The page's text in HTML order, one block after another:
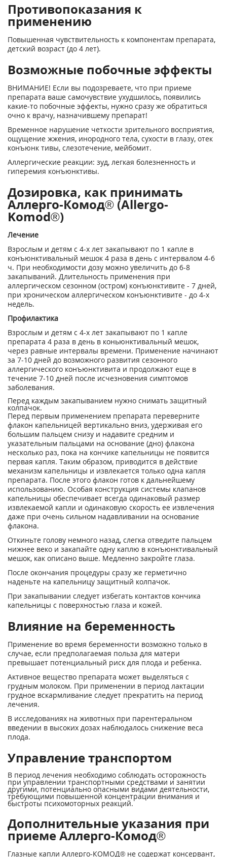
Противопоказания к
применению
Повышенная чувствительность к компонентам препарата,
детский возраст (до 4 лет).
Возможные побочные эффекты
ВНИМАНИЕ! Если вы подозреваете, что при приеме
препарата ваше самочувствие ухудшилось, появились
какие-то побочные эффекты, нужно сразу же обратиться
очно к врачу, назначившему препарат!
Временное нарушение четкости зрительного восприятия,
ощущение жжения, инородного тела, сухости в глазу, отек
конъюнк тивы, слезотечение, мейбомит.
Аллергические реакции: зуд, легкая болезненность и
гиперемия конъюнктивы.
Дозировка, как принимать
Аллерго-Комод® (Allergo-
Komod®)
Лечение
Взрослым и детям с 4-х лет закапывают по 1 капле в
конъюнктивальный мешок 4 раза в день с интервалом 4-6
ч. При необходимости дозу можно увеличить до 6-8
закапываний. Длительность применения при
аллергическом сезонном (остром) конъюнктивите - 7 дней,
при хроническом аллергическом конъюнктивите - до 4-х
недель.
Профилактика
Взрослым и детям с 4-х лет закапывают по 1 капле
препарата 4 раза в день в коньюнктивальный мешок,
через равные интервалы времени. Применение начинают
за 7-10 дней до возможного развития сезонного
аллергического конъюнктивита и продолжают еще в
течение 7-10 дней после исчезновения симптомов
заболевания.
Перед каждым закапыванием нужно снимать защитный
колпачок.
Перед первым применением препарата переверните
флакон капельницей вертикально вниз, удерживая его
большим пальцем снизу и надавите средним и
указательным пальцами на основание (дно) флакона
несколько раз, пока на кончике капельницы не появится
первая капля. Таким образом, приводится в действие
механизм капельницы и извлекается только одна капля
препарата. После этого флакон готов к дальнейшему
использованию. Особая конструкция системы клапанов
капельницы обеспечивает всегда одинаковый размер
извлекаемой капли и одинаковую скорость ее извлечения
даже при очень сильном надавливании на основание
флакона.
Откиньте голову немного назад, слегка отведите пальцем
нижнее веко и закапайте одну каплю в конъюнктивальный
мешок, как описано выше. Медленно закройте глаза.
После окончания процедуры сразу же герметично
наденьте на капельницу защитный колпачок.
При закапывании следует избегать контактов кончика
капельницы с поверхностью глаза и кожей.
Влияние на беременность
Применение во время беременности возможно только в
случае, если предполагаемая польза для матери
превышает потенциальный риск для плода и ребенка.
Активное вещество препарата может выделяться с
грудным молоком. При применении в период лактации
грудное вскармливание следует прекратить на период
лечения.
В исследованиях на животных при парентеральном
введении в высоких дозах наблюдалось снижение веса
плода.
Управление транспортом
В период лечения необходимо соблюдать осторожность
при управлении транспортными средствами и занятии
другими, потенциально опасными видами деятельности,
требующими повышенной концентрации внимания и
быстроты психомоторных реакций.
Дополнительные указания при
приеме Аллерго-Комод®
Глазные капли Аллерго-КОМОД® не содержат консервант,